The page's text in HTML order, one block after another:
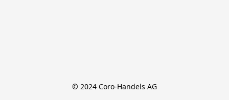
© 2024 Coro-Handels AG